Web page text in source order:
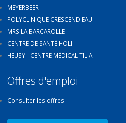
MEYERBEER
POLYCLINIQUE CRESCEND'EAU
MRS LA BARCAROLLE
CENTRE DE SANTÉ HOLI
HEUSY - CENTRE MÉDICAL TILIA
Offres d'emploi
Consulter les offres